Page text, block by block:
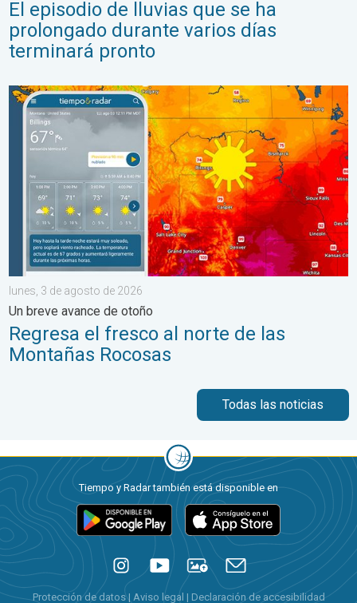
El episodio de lluvias que se ha
prolongado durante varios días
terminará pronto
Regresa el fresco al norte de las Montañas Rocosas. Un
lunes, 3 de agosto de 2026
Un breve avance de otoño
Regresa el fresco al norte de las
Montañas Rocosas
Todas las noticias
Tiempo y Radar también está disponible en
Protección de datos| Aviso legal | Declaración de accesibilidad